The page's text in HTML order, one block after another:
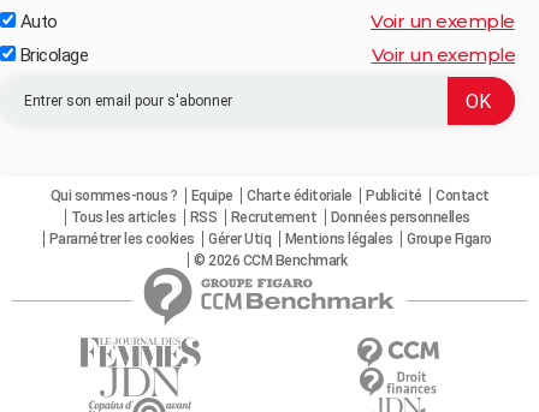
Auto Voir un exemple
Bricolage Voir un exemple
Qui sommes-nous ? Equipe Charte éditoriale Publicité
Contact
Tous les articles
RSS Recrutement
Données personnelles
Paramétrer les cookies
Gérer Utiq Mentions légales
Groupe Figaro
© 2026 CCM Benchmark